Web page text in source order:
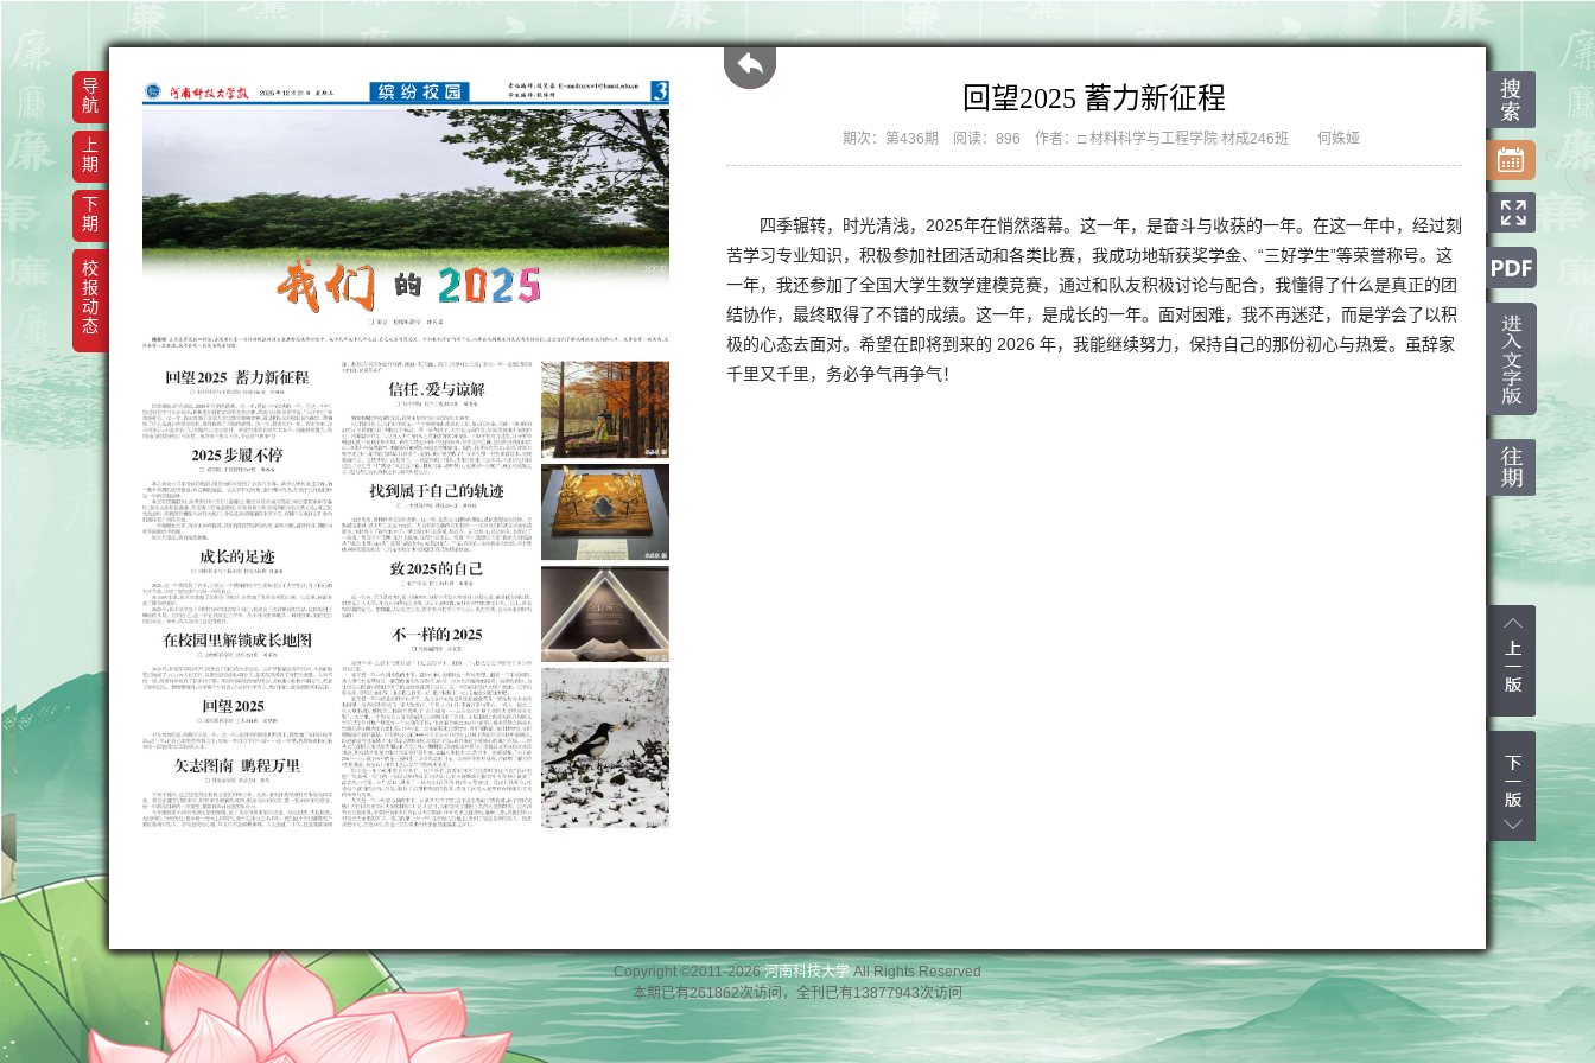
回望2025 蓄力新征程
期次：第436期 阅读：896 作者：□ 材料科学与工程学院 材成246班 何姝娅
四季辗转，时光清浅，2025年在悄然落幕。这一年，是奋斗与收获的一年。在这一年中，经过刻
苦学习专业知识，积极参加社团活动和各类比赛，我成功地斩获奖学金、“三好学生”等荣誉称号。这
一年，我还参加了全国大学生数学建模竞赛，通过和队友积极讨论与配合，我懂得了什么是真正的团
结协作，最终取得了不错的成绩。这一年，是成长的一年。面对困难，我不再迷茫，而是学会了以积
极的心态去面对。希望在即将到来的 2026 年，我能继续努力，保持自己的那份初心与热爱。虽辞家
千里又千里，务必争气再争气！
导
航
上
期
下
期
校
报
动
态
Copyright ©2011-2026河南科技大学All Rights Reserved
本期已有261862次访问，全刊已有13877943次访问